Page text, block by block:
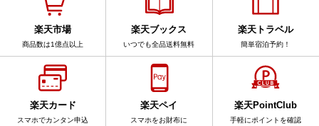
楽天市場
商品数は1億点以上
楽天ブックス
いつでも全品送料無料
楽天トラベル
簡単宿泊予約！
楽天カード
スマホでカンタン申込
楽天ペイ
スマホをお財布に
楽天PointClub
手軽にポイントを確認